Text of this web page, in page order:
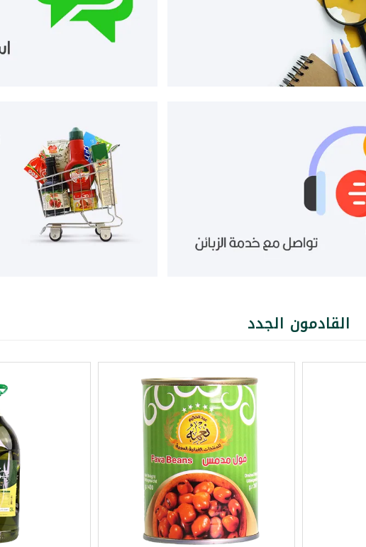
القادمون الجدد